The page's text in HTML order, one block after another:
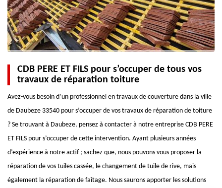
CDB PERE ET FILS pour s’occuper de tous vos
travaux de réparation toiture
Avez-vous besoin d’un professionnel en travaux de couverture dans la ville
de Daubeze 33540 pour s’occuper de vos travaux de réparation de toiture
? Se trouvant à Daubeze, pensez à contacter à notre entreprise CDB PERE
ET FILS pour s’occuper de cette intervention. Ayant plusieurs années
d’expérience à notre actif ; sachez que, nous pouvons vous proposer la
réparation de vos tuiles cassée, le changement de tuile de rive, mais
également la réparation de faîtage. Nous saurons apporter les solutions